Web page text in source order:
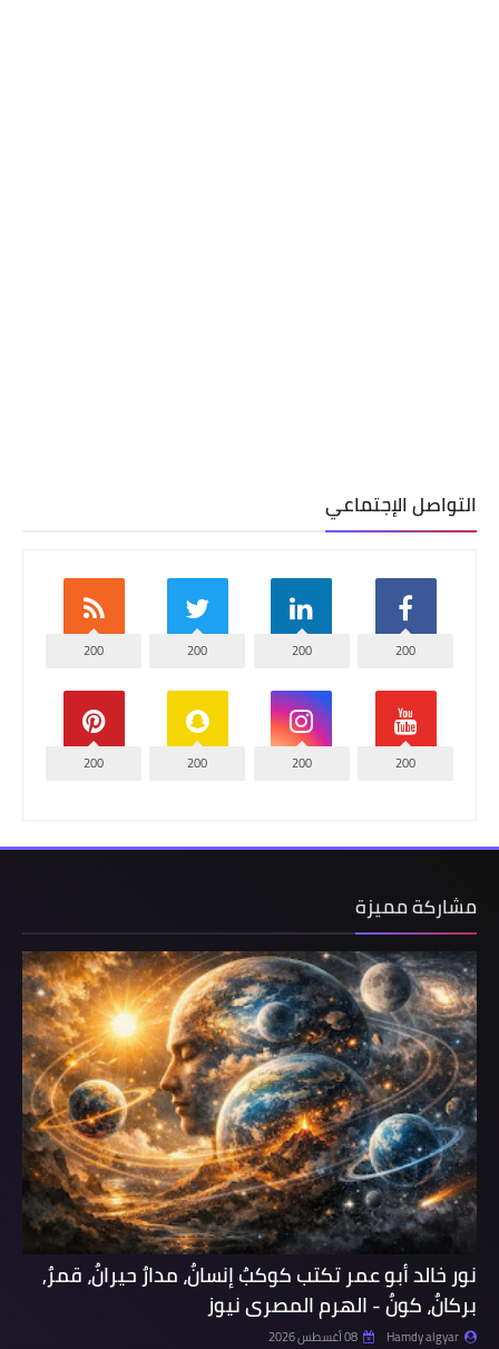
التواصل الإجتماعي
200
200
200
200
200
200
200
200
مشاركة مميزة
نور خالد أبو عمر تكتب كوكبٌ إنسانٌ، مدارٌ حيرانٌ، قمرٌ,
بركانٌ، كونٌ - الهرم المصرى نيوز
Hamdy algyar 08 أغسطس 2026